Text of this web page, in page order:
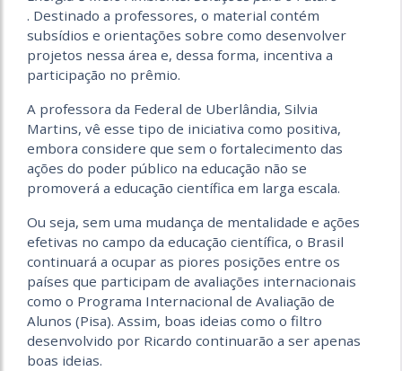
. Destinado a professores, o material contém
subsídios e orientações sobre como desenvolver
projetos nessa área e, dessa forma, incentiva a
participação no prêmio.
A professora da Federal de Uberlândia, Silvia
Martins, vê esse tipo de iniciativa como positiva,
embora considere que sem o fortalecimento das
ações do poder público na educação não se
promoverá a educação científica em larga escala.
Ou seja, sem uma mudança de mentalidade e ações
efetivas no campo da educação científica, o Brasil
continuará a ocupar as piores posições entre os
países que participam de avaliações internacionais
como o Programa Internacional de Avaliação de
Alunos (Pisa). Assim, boas ideias como o filtro
desenvolvido por Ricardo continuarão a ser apenas
boas ideias.